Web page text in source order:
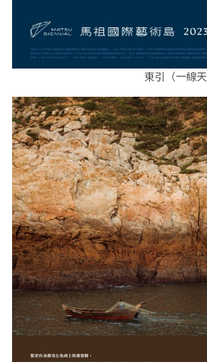
東引（一線天